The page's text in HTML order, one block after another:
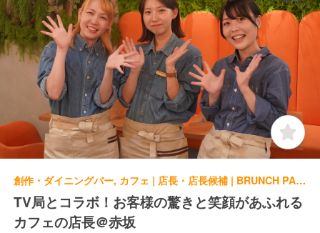
創作・ダイニングバー, カフェ | 店長・店長候補 | BRUNCH PARK
TV局とコラボ！お客様の驚きと笑顔があふれる
カフェの店長＠赤坂